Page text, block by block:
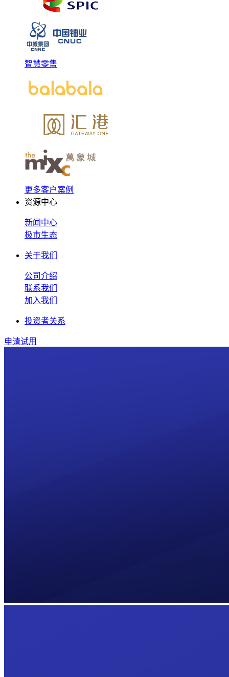
智慧零售
更多客户案例
资源中心
新闻中心
极市生态
关于我们
公司介绍
联系我们
加入我们
投资者关系
申请试用